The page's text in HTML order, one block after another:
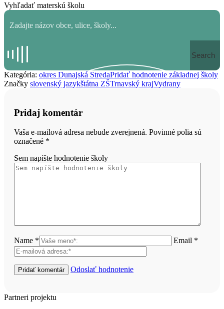
Vyhľadať materskú školu
Search
Kategória: okres Dunajská StredaPridať hodnotenie základnej školy
Značky slovenský jazykštátna ZŠTrnavský krajVydrany
Pridaj komentár
Vaša e-mailová adresa nebude zverejnená. Povinné polia sú
označené *
Sem napíšte hodnotenie školy
Name * Email *
Odoslať hodnotenie
Partneri projektu